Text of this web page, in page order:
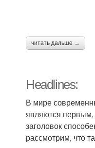
читать дальше →
Headlines:
В мире
являются первым,
заголовок
рассмотрим, что